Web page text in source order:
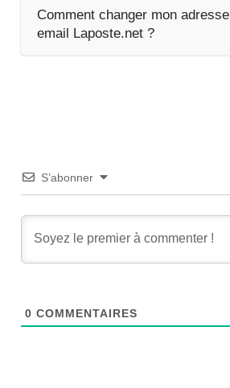
Comment changer mon adresse
email Laposte.net ?
S’abonner
0 COMMENTAIRES